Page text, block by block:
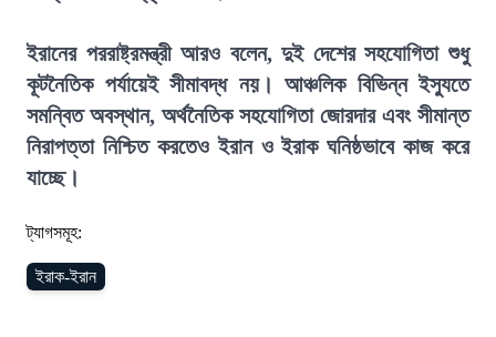
ইরানের পররাষ্ট্রমন্ত্রী আরও বলেন, দুই দেশের সহযোগিতা শুধু
কূটনৈতিক পর্যায়েই সীমাবদ্ধ নয়। আঞ্চলিক বিভিন্ন ইস্যুতে
সমন্বিত অবস্থান, অর্থনৈতিক সহযোগিতা জোরদার এবং সীমান্ত
নিরাপত্তা নিশ্চিত করতেও ইরান ও ইরাক ঘনিষ্ঠভাবে কাজ করে
যাচ্ছে।
ট্যাগসমূহ:
ইরাক-ইরান